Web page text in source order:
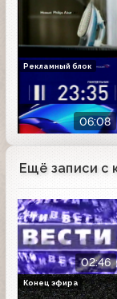
06:08
Рекламный блок
Ещё записи с
02:46
Конец эфира